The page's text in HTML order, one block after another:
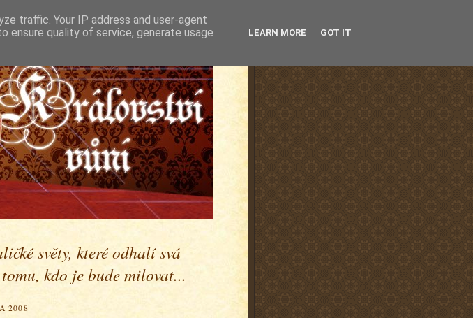
světy, které odhalí svá
kdo je bude milovat...
2008
traffic. Your IP address and user-agent
ensure quality of service, generate usage
LEARN MORE GOT IT